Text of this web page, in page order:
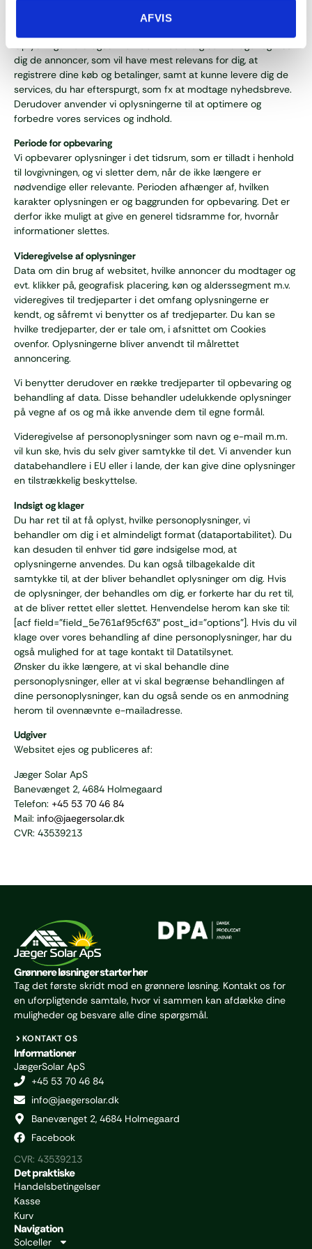
AFVIS
Oplysningerne bruges til at identificere dig som bruger og vise
dig de annoncer, som vil have mest relevans for dig, at
registrere dine køb og betalinger, samt at kunne levere dig de
services, du har efterspurgt, som fx at modtage nyhedsbreve.
Derudover anvender vi oplysningerne til at optimere og
forbedre vores services og indhold.
Periode for opbevaring
Vi opbevarer oplysninger i det tidsrum, som er tilladt i henhold
til lovgivningen, og vi sletter dem, når de ikke længere er
nødvendige eller relevante. Perioden afhænger af, hvilken
karakter oplysningen er og baggrunden for opbevaring. Det er
derfor ikke muligt at give en generel tidsramme for, hvornår
informationer slettes.
Videregivelse af oplysninger
Data om din brug af websitet, hvilke annoncer du modtager og
evt. klikker på, geografisk placering, køn og alderssegment m.v.
videregives til tredjeparter i det omfang oplysningerne er
kendt, og såfremt vi benytter os af tredjeparter. Du kan se
hvilke tredjeparter, der er tale om, i afsnittet om Cookies
ovenfor. Oplysningerne bliver anvendt til målrettet
annoncering.
Vi benytter derudover en række tredjeparter til opbevaring og
behandling af data. Disse behandler udelukkende oplysninger
på vegne af os og må ikke anvende dem til egne formål.
Videregivelse af personoplysninger som navn og e-mail m.m.
vil kun ske, hvis du selv giver samtykke til det. Vi anvender kun
databehandlere i EU eller i lande, der kan give dine oplysninger
en tilstrækkelig beskyttelse.
Indsigt og klager
Du har ret til at få oplyst, hvilke personoplysninger, vi
behandler om dig i et almindeligt format (dataportabilitet). Du
kan desuden til enhver tid gøre indsigelse mod, at
oplysningerne anvendes. Du kan også tilbagekalde dit
samtykke til, at der bliver behandlet oplysninger om dig. Hvis
de oplysninger, der behandles om dig, er forkerte har du ret til,
at de bliver rettet eller slettet. Henvendelse herom kan ske til:
[acf field=”field_5e761af95cf63″ post_id=”options”]. Hvis du vil
klage over vores behandling af dine personoplysninger, har du
også mulighed for at tage kontakt til Datatilsynet.
Ønsker du ikke længere, at vi skal behandle dine
personoplysninger, eller at vi skal begrænse behandlingen af
dine personoplysninger, kan du også sende os en anmodning
herom til ovennævnte e-mailadresse.
Udgiver
Websitet ejes og publiceres af:
Jæger Solar ApS
Banevænget 2, 4684 Holmegaard
Telefon: +45 53 70 46 84
Mail: info@jaegersolar.dk
CVR: 43539213
Grønnere løsninger starter her
Tag det første skridt mod en grønnere løsning. Kontakt os for
en uforpligtende samtale, hvor vi sammen kan afdække dine
muligheder og besvare alle dine spørgsmål.
KONTAKT OS
Informationer
JægerSolar ApS
+45 53 70 46 84
info@jaegersolar.dk
Banevænget 2, 4684 Holmegaard
Facebook
CVR: 43539213
Det praktiske
Handelsbetingelser
Kasse
Kurv
Navigation
Solceller